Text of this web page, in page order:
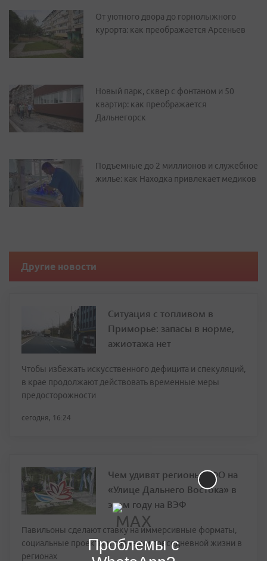
От уютного двора до горнолыжного
курорта: как преображается Арсеньев
Новый парк, сквер с фонтаном и 50
квартир: как преображается
Дальнегорск
Подъемные до 2 миллионов и служебное
жилье: как Находка привлекает медиков
Другие новости
Ситуация с топливом в
Приморье: запасы в норме,
ажиотажа нет
Чтобы избежать искусственного дефицита и спекуляций,
в крае продолжают действовать временные меры
предосторожности
сегодня, 16:24
Чем удивят регионы ДФО на
«Улице Дальнего Востока» в
этом году на ВЭФ
Павильоны сделают ставку на иммерсивные форматы,
социальные проекты и сценарии повседневной жизни в
регионах
Проблемы с